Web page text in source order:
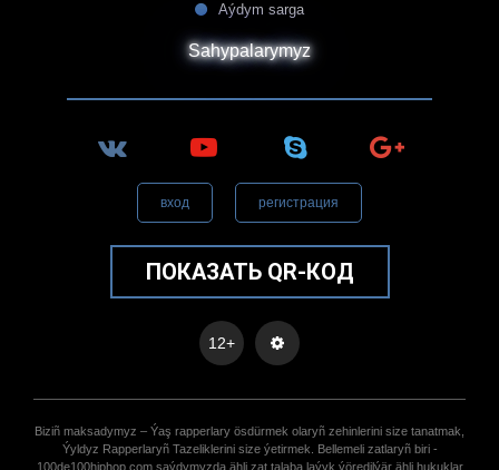
Aýdym sarga
Sahypalarymyz
вход регистрация
ПОКАЗАТЬ QR-КОД
12+
Biziñ maksadymyz – Ýaş rapperlary ösdürmek olaryñ zehinlerini size tanatmak,
Ýyldyz Rapperlaryñ Tazeliklerini size ýetirmek. Bellemeli zatlaryñ biri -
100de100hiphop.com saýdymyzda ähli zat talaba laýyk ýöredilýär ähli hukuklar